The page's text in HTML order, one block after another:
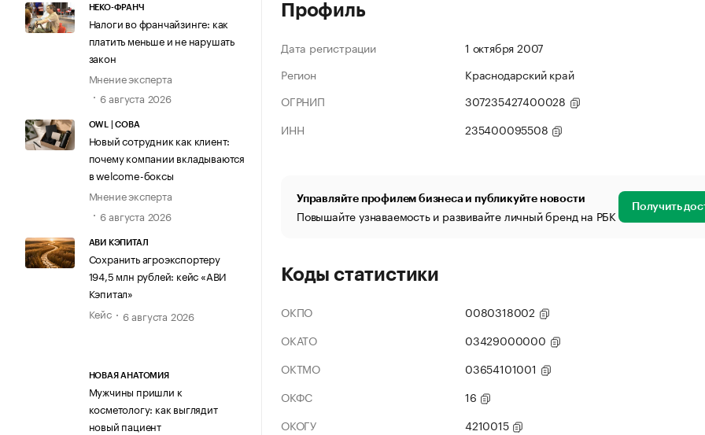
НЕКО-ФРАНЧ
Налоги во франчайзинге: как
платить меньше и не нарушать
закон
Мнение эксперта
6 августа 2026
OWL | СОВА
Новый сотрудник как клиент:
почему компании вкладываются
в welcome-боксы
Мнение эксперта
6 августа 2026
АВИ КЭПИТАЛ
Сохранить агроэкспортеру
194,5 млн рублей: кейс «АВИ
Кэпитал»
Кейс
6 августа 2026
НОВАЯ АНАТОМИЯ
Мужчины пришли к
косметологу: как выглядит
новый пациент
Профиль
Дата регистрации
1 октября 2007
Регион
Краснодарский край
ОГРНИП
307235427400028
ИНН
235400095508
Управляйте профилем бизнеса и публикуйте новости
Повышайте узнаваемость и развивайте личный бренд на РБК Получить
Коды статистики
ОКПО
0080318002
ОКАТО
03429000000
ОКТМО
03654101001
ОКФС
16
ОКОГУ
4210015